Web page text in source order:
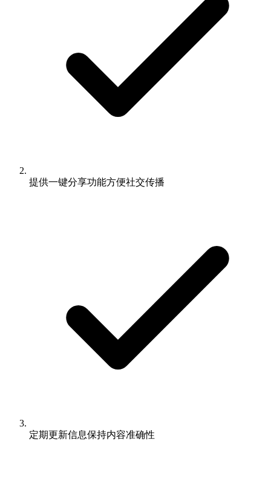
提供一键分享功能方便社交传播
定期更新信息保持内容准确性